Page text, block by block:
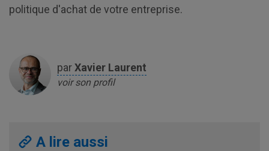
politique d'achat de votre entreprise.
parXavier Laurent
voir son profil
A lire aussi